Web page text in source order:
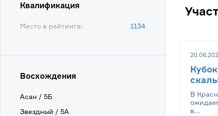
Квалификация
Место в рейтинге: 1134
Восхождения
Асан / 5Б
Звездный / 5А
В
в...